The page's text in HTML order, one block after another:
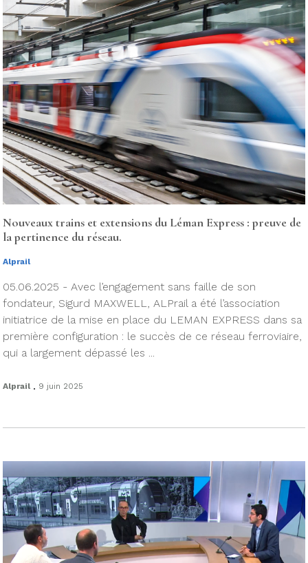
Nouveaux trains et extensions du Léman Express : preuve de
la pertinence du réseau.
Alprail
05.06.2025 - Avec l’engagement sans faille de son
fondateur, Sigurd MAXWELL, ALPrail a été l’association
initiatrice de la mise en place du LEMAN EXPRESS dans sa
première configuration : le succès de ce réseau ferroviaire,
qui a largement dépassé les ...
Alprail . 9 juin 2025